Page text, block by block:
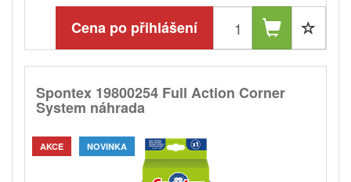
Cena po přihlášení
Spontex 19800254 Full Action Corner
System náhrada
AKCE NOVINKA